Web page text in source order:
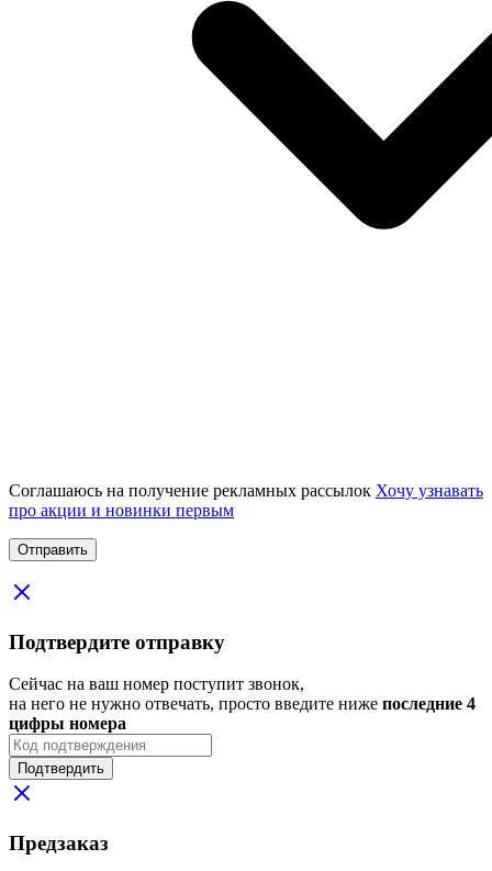
Соглашаюсь на получение рекламных рассылок Хочу узнавать
про акции и новинки первым
Подтвердите отправку
Сейчас на ваш номер поступит звонок,
на него не нужно отвечать, просто введите ниже последние 4
цифры номера
Подтвердить
Предзаказ